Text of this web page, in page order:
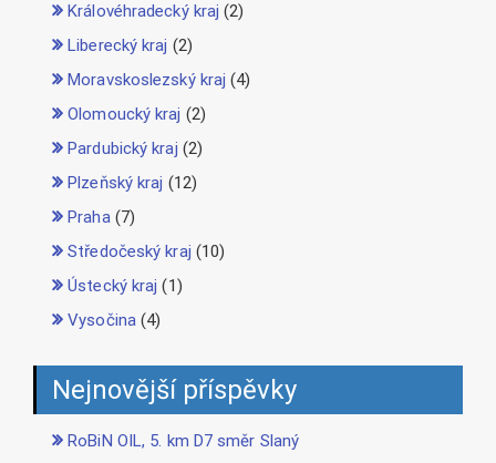
Královéhradecký kraj (2)
Liberecký kraj (2)
Moravskoslezský kraj (4)
Olomoucký kraj (2)
Pardubický kraj (2)
Plzeňský kraj (12)
Praha(7)
Středočeský kraj (10)
Ústecký kraj (1)
Vysočina(4)
Nejnovější příspěvky
RoBiN OIL, 5. km D7 směr Slaný